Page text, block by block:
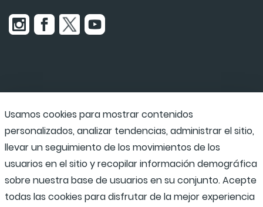
Udaraba
Programas escolares
Usamos cookies para mostrar contenidos
personalizados, analizar tendencias, administrar el sitio,
llevar un seguimiento de los movimientos de los
usuarios en el sitio y recopilar información demográfica
sobre nuestra base de usuarios en su conjunto. Acepte
todas las cookies para disfrutar de la mejor experiencia